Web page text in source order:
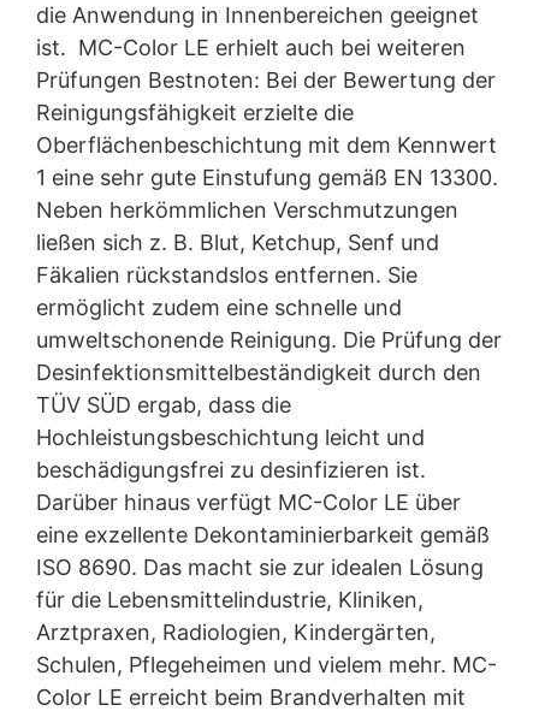
die Anwendung in Innenbereichen geeignet
ist. MC-Color LE erhielt auch bei weiteren
Prüfungen Bestnoten: Bei der Bewertung der
Reinigungsfähigkeit erzielte die
Oberflächenbeschichtung mit dem Kennwert
1 eine sehr gute Einstufung gemäß EN 13300.
Neben herkömmlichen Verschmutzungen
ließen sich z. B. Blut, Ketchup, Senf und
Fäkalien rückstandslos entfernen. Sie
ermöglicht zudem eine schnelle und
umweltschonende Reinigung. Die Prüfung der
Desinfektionsmittelbeständigkeit durch den
TÜV SÜD ergab, dass die
Hochleistungsbeschichtung leicht und
beschädigungsfrei zu desinfizieren ist.
Darüber hinaus verfügt MC-Color LE über
eine exzellente Dekontaminierbarkeit gemäß
ISO 8690. Das macht sie zur idealen Lösung
für die Lebensmittelindustrie, Kliniken,
Arztpraxen, Radiologien, Kindergärten,
Schulen, Pflegeheimen und vielem mehr. MC-
Color LE erreicht beim Brandverhalten mit